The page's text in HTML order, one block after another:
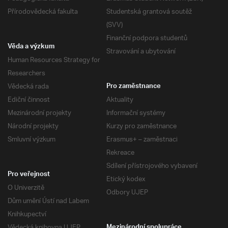
Přírodovědecká fakulta
Studentská grantová soutěž
(SVV)
Finanční podpora studentů
Stravování a ubytování
Věda a výzkum
Human Resources Strategy for
Researchers
Vědecká rada
Ediční činnost
Mezinárodní projekty
Národní projekty
Smluvní výzkum
Pro zaměstnance
Aktuality
Informační systémy
Kurzy pro zaměstnance
Erasmus+ – zaměstnaci
Rekreace
Sdílení přístrojového vybavení
Etický kodex
Odbory UJEP
Pro veřejnost
O Univerzitě
Dům umění Ústí nad Labem
Knihkupectví